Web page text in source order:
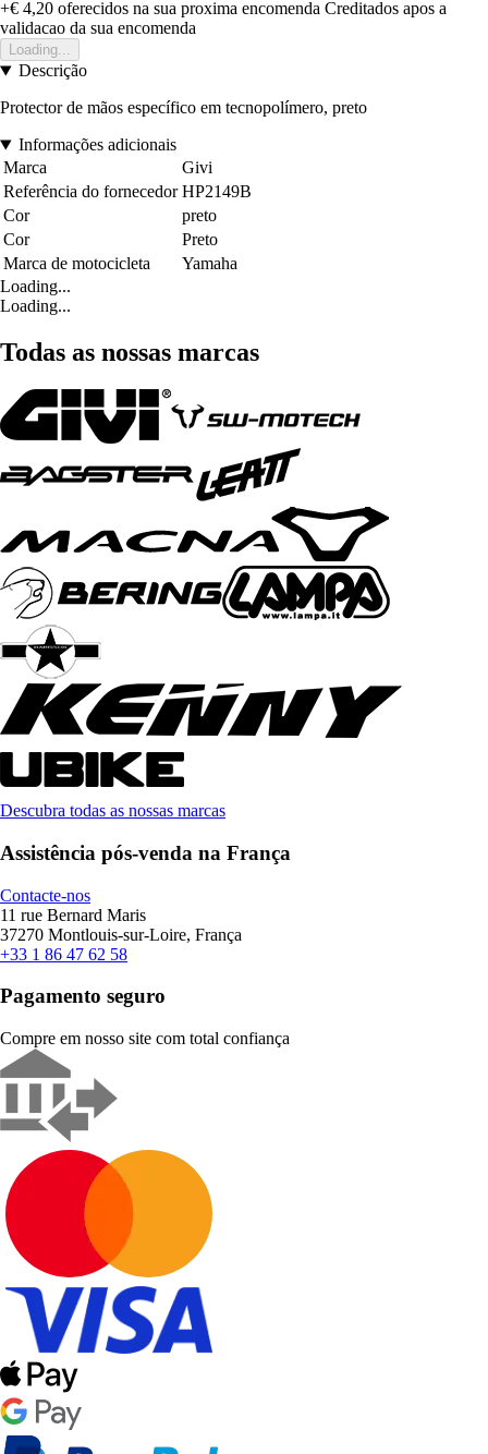
+€ 4,20 oferecidos na sua proxima encomenda Creditados apos a
validacao da sua encomenda
Loading...
Descrição
Protector de mãos específico em tecnopolímero, preto
Informações adicionais
Marca
Givi
Referência do fornecedor HP2149B
Cor
preto
Cor
Preto
Marca de motocicleta
Yamaha
Loading...
Loading...
Todas as nossas marcas
Descubra todas as nossas marcas
Assistência pós-venda na França
Contacte-nos
11 rue Bernard Maris
37270 Montlouis-sur-Loire, França
+33 1 86 47 62 58
Pagamento seguro
Compre em nosso site com total confiança